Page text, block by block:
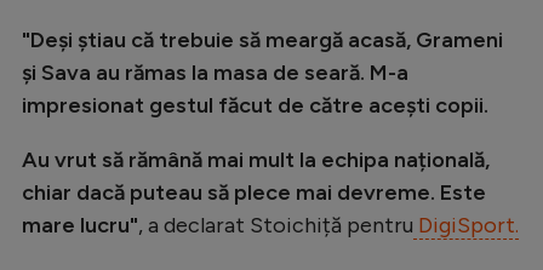
Auto
Rugby
Ciclism
Alte sporturi
"Deși știau că trebuie să meargă acasă, Grameni
și Sava au rămas la masa de seară. M-a
impresionat gestul făcut de către acești copii.
Au vrut să rămână mai mult la echipa națională,
chiar dacă puteau să plece mai devreme. Este
mare lucru", a declarat Stoichiță pentru DigiSport.